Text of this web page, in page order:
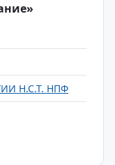
Н.С.Т. НПФ